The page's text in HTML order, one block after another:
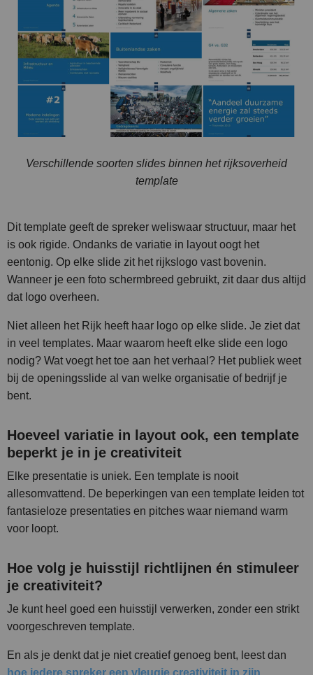
Verschillende soorten slides binnen het rijksoverheid
template
Dit template geeft de spreker weliswaar structuur, maar het
is ook rigide. Ondanks de variatie in layout oogt het
eentonig. Op elke slide zit het rijkslogo vast bovenin.
Wanneer je een foto schermbreed gebruikt, zit daar dus altijd
dat logo overheen.
Niet alleen het Rijk heeft haar logo op elke slide. Je ziet dat
in veel templates. Maar waarom heeft elke slide een logo
nodig? Wat voegt het toe aan het verhaal? Het publiek weet
bij de openingsslide al van welke organisatie of bedrijf je
bent.
Hoeveel variatie in layout ook, een template
beperkt je in je creativiteit
Elke presentatie is uniek. Een template is nooit
allesomvattend. De beperkingen van een template leiden tot
fantasieloze presentaties en pitches waar niemand warm
voor loopt.
Hoe volg je huisstijl richtlijnen én stimuleer
je creativiteit?
Je kunt heel goed een huisstijl verwerken, zonder een strikt
voorgeschreven template.
En als je denkt dat je niet creatief genoeg bent, leest dan
hoe iedere spreker een vleugje creativiteit in zijn